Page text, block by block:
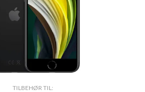
TILBEHØR TIL: